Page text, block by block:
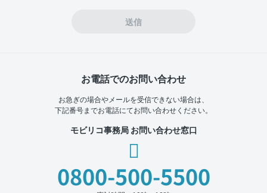
送信
お電話でのお問い合わせ
お急ぎの場合やメールを受信できない場合は、
下記番号までお電話にてお問い合わせください。
モビリコ事務局 お問い合わせ窓口
0800-500-5500